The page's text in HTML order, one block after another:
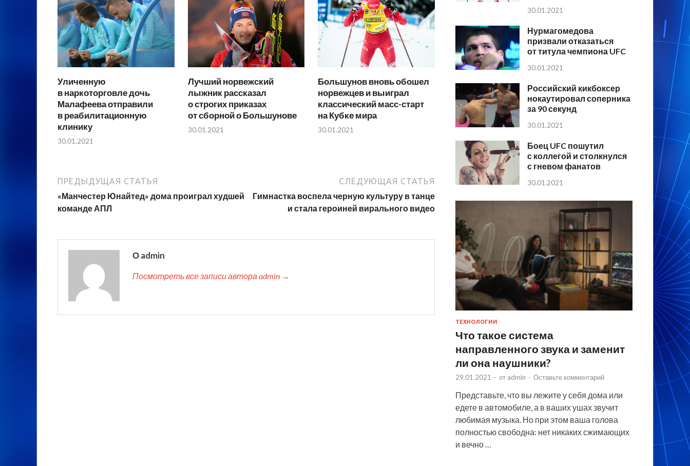
Уличенную
в наркоторговле дочь
Малафеева отправили
в реабилитационную
клинику
30.01.2021
Лучший норвежский
лыжник рассказал
о строгих приказах
от сборной о Большунове
30.01.2021
Большунов вновь обошел
норвежцев и выиграл
классический масс-старт
на Кубке мира
30.01.2021
ПРЕДЫДУЩАЯ СТАТЬЯ
«Манчестер Юнайтед» дома проиграл худшей
команде АПЛ
СЛЕДУЮЩАЯ СТАТЬЯ
Гимнастка воспела черную культуру в танце
и стала героиней вирального видео
О admin
Посмотреть все записи автора admin →
30.01.2021
Нурмагомедова
призвали отказаться
от титула чемпиона UFC
30.01.2021
Российский кикбоксер
нокаутировал соперника
за 90 секунд
30.01.2021
Боец UFC пошутил
с коллегой и столкнулся
с гневом фанатов
30.01.2021
ТЕХНОЛОГИИ
Что такое система
направленного звука и заменит
ли она наушники?
29.01.2021 - от admin - Оставьте комментарий
Представьте, что вы лежите у себя дома или
едете в автомобиле, а в ваших ушах звучит
любимая музыка. Но при этом ваша голова
полностью свободна: нет никаких сжимающих
и вечно …